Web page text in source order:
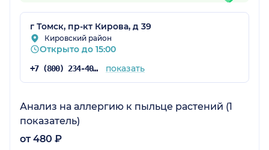
г Томск, пр-кт Кирова, д 39
Кировский район
Открыто до 15:00
+7 (800) 234-40-50 показать
Анализ на аллергию к пыльце растений (1
показатель)
от 480 ₽